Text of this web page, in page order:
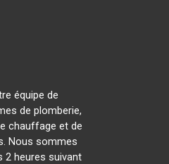
équipe de
de plomberie,
chauffage et de
Nous sommes
2 heures suivant